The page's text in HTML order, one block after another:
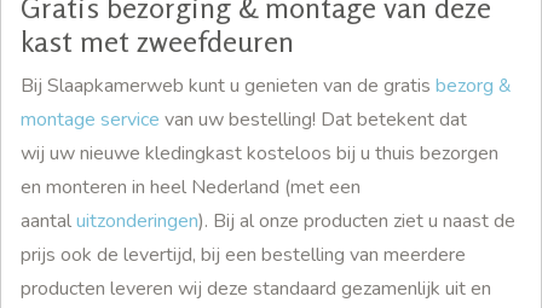
Gratis bezorging & montage van deze
kast met zweefdeuren
Bij Slaapkamerweb kunt u genieten van de gratis bezorg &
montage service van uw bestelling! Dat betekent dat
wij uw nieuwe kledingkast kosteloos bij u thuis bezorgen
en monteren in heel Nederland (met een
aantaluitzonderingen). Bij al onze producten ziet u naast de
prijs ook de levertijd, bij een bestelling van meerdere
producten leveren wij deze standaard gezamenlijk uit en